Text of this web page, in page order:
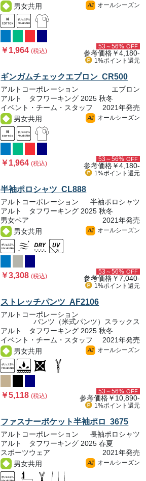
男女共用
All オールシーズン
￥1,964(税込)
53～56% OFF
参考価格￥4,180-
1%ポイント 還元
ギンガムチェックエプロン CR500
アルトコーポレーション
エプロン
アルト タフワーキング 2025 秋冬
イベント・チーム・スタッフ
2021年発売
男女共用
All オールシーズン
￥1,964(税込)
53～56% OFF
参考価格￥4,180-
1%ポイント 還元
半袖ポロシャツ CL888
アルトコーポレーション
半袖ポロシャツ
アルト タフワーキング 2025 秋冬
男女ペア
2021年発売
男女共用
All オールシーズン
￥3,308(税込)
53～56% OFF
参考価格￥7,040-
1%ポイント 還元
ストレッチパンツ AF2106
アルトコーポレーション
パンツ（米式パンツ）スラックス
アルト タフワーキング 2025 秋冬
イベント・チーム・スタッフ
2021年発売
男女共用
All オールシーズン
￥5,118(税込)
53～56% OFF
参考価格￥10,890-
1%ポイント 還元
ファスナーポケット半袖ポロ 3675
アルトコーポレーション
長袖ポロシャツ
アルト タフワーキング 2025 春夏
スポーツウェア
2021年発売
男女共用
All オールシーズン